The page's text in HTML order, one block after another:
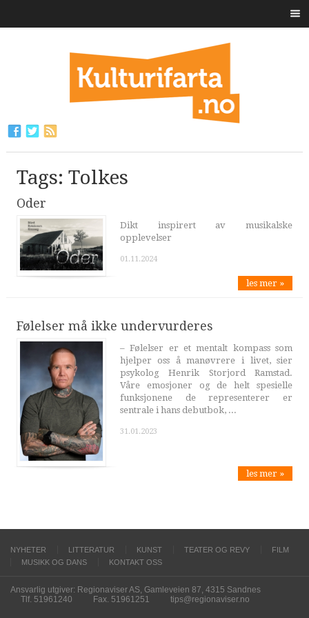
Tags: Tolkes
Oder
Dikt inspirert av musikalske
opplevelser
01.11.2024
les mer »
Følelser må ikke undervurderes
– Følelser er et mentalt kompass som
hjelper oss å manøvrere i livet, sier
psykolog Henrik Storjord Ramstad.
Våre emosjoner og de helt spesielle
funksjonene de representerer er
sentrale i hans debutbok, ...
31.01.2023
les mer »
NYHETER LITTERATUR KUNST TEATER OG REVY
FILM
MUSIKK OG DANS
KONTAKT OSS
Ansvarlig utgiver: Regionaviser AS, Gamleveien 87, 4315 Sandnes
Tlf. 51961240
Fax. 51961251 tips@regionaviser.no